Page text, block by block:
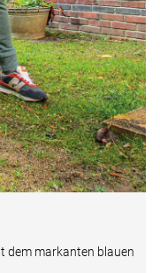
dem markanten blauen